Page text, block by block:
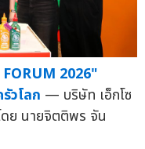
2026"
วโลก — บริษัท เอ็กโซ
ย นายจิตติพร จัน